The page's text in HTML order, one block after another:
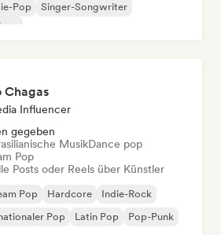
Pop
Singer-Songwriter
Chagas
Influencer
gegeben
MusikDance pop
Pop
Posts oder Reels über Künstler
Pop Hardcore
Indie-Rock
Pop Latin Pop Pop-Punk